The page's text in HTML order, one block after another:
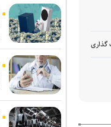
گذاری